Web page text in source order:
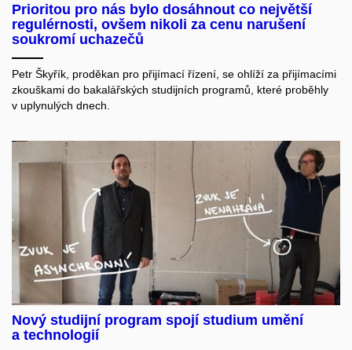
Prioritou pro nás bylo dosáhnout co největší
regulérnosti, ovšem nikoli za cenu narušení
soukromí uchazečů
Petr Škyřík, proděkan pro přijímací řízení, se ohlíží za přijímacími
zkouškami do bakalářských studijních programů, které proběhly
v uplynulých dnech.
Nový studijní program spojí studium umění
a technologií